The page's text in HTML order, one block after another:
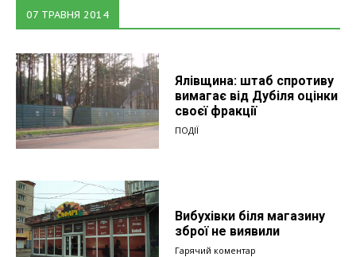
07 ТРАВНЯ 2014
Ялівщина: штаб спротиву
вимагає від Дубіля оцінки
своєї фракції
ПОДІЇ
Вибухівки біля магазину
зброї не виявили
Гарячий коментар